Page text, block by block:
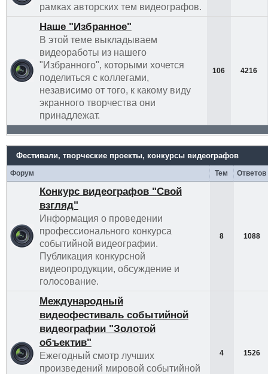
рамках авторских тем видеографов.
Наше "Избранное"
В этой теме выкладываем
видеоработы из нашего
"Избранного", которыми хочется
поделиться с коллегами,
независимо от того, к какому виду
экранного творчества они
принадлежат.
106 4216
Фестивали, творческие проекты, конкурсы видеографов
Форум Тем Ответов
Конкурс видеографов "Свой
взгляд"
Информация о проведении
профессионального конкурса
событийной видеографии.
Публикация конкурсной
видеопродукции, обсуждение и
голосование.
8 1088
Международный
видеофестиваль событийной
видеографии "Золотой
объектив"
Ежегодный смотр лучших
произведений мировой событийной
4 1526